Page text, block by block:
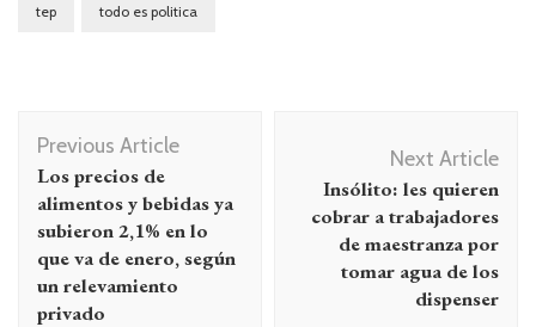
tep todo es politica
Navegación
de
entradas
Previous Article
Los precios de
alimentos y bebidas ya
subieron 2,1% en lo
que va de enero, según
un relevamiento
privado
Next Article
Insólito: les quieren
cobrar a trabajadores
de maestranza por
tomar agua de los
dispenser